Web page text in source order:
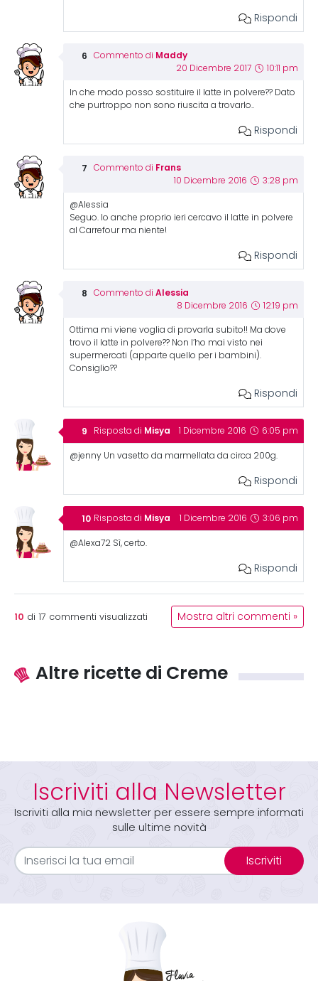
Rispondi
Commento di Maddy
20 Dicembre 2017 10:11 pm
In che modo posso sostituire il latte in polvere?? Dato
che purtroppo non sono riuscita a trovarlo..
Rispondi
Commento di Frans
10 Dicembre 2016 3:28 pm
@Alessia
Seguo. Io anche proprio ieri cercavo il latte in polvere
al Carrefour ma niente!
Rispondi
Commento di Alessia
8 Dicembre 2016 12:19 pm
Ottima mi viene voglia di provarla subito!! Ma dove
trovo il latte in polvere?? Non l’ho mai visto nei
supermercati (apparte quello per i bambini).
Consiglio??
Rispondi
Risposta di Misya 1 Dicembre 2016 6:05 pm
@jenny Un vasetto da marmellata da circa 200g.
Rispondi
Risposta di Misya 1 Dicembre 2016 3:06 pm
@Alexa72 Sì, certo.
Rispondi
10 di 17 commenti visualizzati Mostra altri commenti »
Altre ricette di Creme
Iscriviti alla Newsletter
Iscriviti alla mia newsletter per essere sempre informati
sulle ultime novità
Iscriviti